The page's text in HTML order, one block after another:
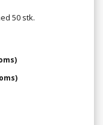
50 stk.